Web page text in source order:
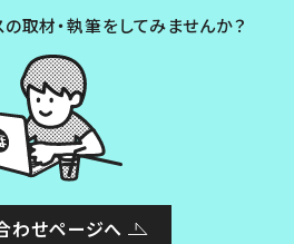
取材・執筆をしてみませんか？
わせページへ